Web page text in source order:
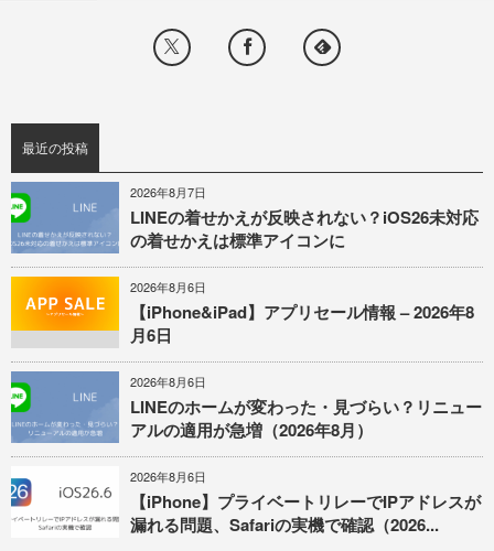
最近の投稿
2026年8月7日
LINEの着せかえが反映されない？iOS26未対応
の着せかえは標準アイコンに
2026年8月6日
【iPhone&iPad】アプリセール情報 – 2026年8
月6日
2026年8月6日
LINEのホームが変わった・見づらい？リニュー
アルの適用が急増（2026年8月）
2026年8月6日
【iPhone】プライベートリレーでIPアドレスが
漏れる問題、Safariの実機で確認（2026...